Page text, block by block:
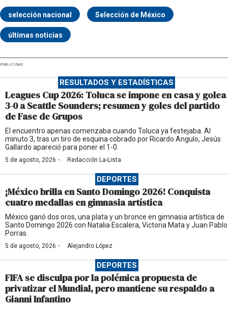
selección nacional Selección de México
últimas noticias
PUBLICIDAD
RESULTADOS Y ESTADÍSTICAS
Leagues Cup 2026: Toluca se impone en casa y golea
3-0 a Seattle Sounders; resumen y goles del partido
de Fase de Grupos
El encuentro apenas comenzaba cuando Toluca ya festejaba. Al
minuto 3, tras un tiro de esquina cobrado por Ricardo Angulo, Jesús
Gallardo apareció para poner el 1-0.
5 de agosto, 2026 · Redacción La-Lista
DEPORTES
¡México brilla en Santo Domingo 2026! Conquista
cuatro medallas en gimnasia artística
México ganó dos oros, una plata y un bronce en gimnasia artística de
Santo Domingo 2026 con Natalia Escalera, Victoria Mata y Juan Pablo
Porras.
5 de agosto, 2026 · Alejandro López
DEPORTES
FIFA se disculpa por la polémica propuesta de
privatizar el Mundial, pero mantiene su respaldo a
Gianni Infantino